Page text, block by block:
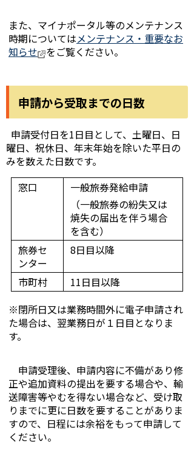
また、マイナポータル等のメンテナンス
時期についてはメンテナンス・重要なお
知らせ
をご覧ください。
申請から受取までの日数
申請受付日を1日目として、土曜日、日
曜日、祝休日、年末年始を除いた平日の
みを数えた日数です。
窓口
一般旅券発給申請
（一般旅券の紛失又は
焼失の届出を伴う場合
を含む）
旅券セ
ンター
8日目以降
市町村
11日目以降
※閉所日又は業務時間外に電子申請され
た場合は、翌業務日が１日目となりま
す。
申請受理後、申請内容に不備があり修
正や追加資料の提出を要する場合や、輸
送障害等やむを得ない場合など、受け取
りまでに更に日数を要することがありま
すので、日程には余裕をもって申請して
ください。